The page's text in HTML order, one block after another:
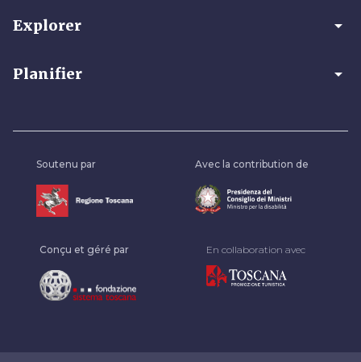
Explorer arrow_drop_down
Planifier arrow_drop_down
Soutenu par Avec la contribution de
Conçu et géré par En collaboration avec